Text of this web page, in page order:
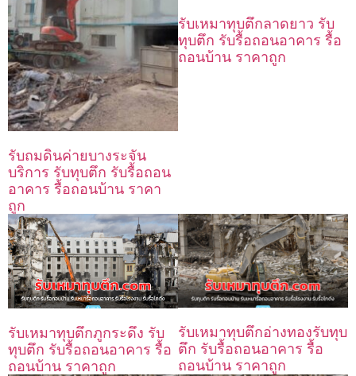
รับถมดินค่ายบางระจัน
บริการ รับทุบตึก รับรื้อถอน
อาคาร รื้อถอนบ้าน ราคา
ถูก
รับเหมาทุบตึกลาดยาว รับ
ทุบตึก รับรื้อถอนอาคาร รื้อ
ถอนบ้าน ราคาถูก
รับเหมาทุบตึกภูกระดึง รับ
ทุบตึก รับรื้อถอนอาคาร รื้อ
ถอนบ้าน ราคาถูก
รับเหมาทุบตึกอ่างทองรับทุบ
ตึก รับรื้อถอนอาคาร รื้อ
ถอนบ้าน ราคาถูก